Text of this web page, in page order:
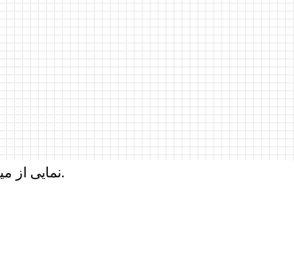
نمایی از میزکار تلوبال که یک سناریو برای یک شرکت با چند شماره تلفن در آن طراحی شده است.